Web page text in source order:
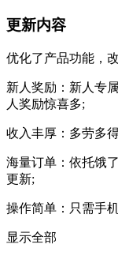
更新内容
优化了产品功能，
新人奖励：新人专
人奖励惊喜多;
收入丰厚：多劳多
海量订单：依托饿
更新;
操作简单：只需手
显示全部